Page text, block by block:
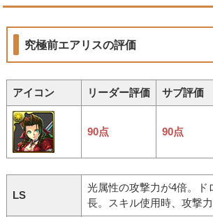
究極前エアリスの評価
アイコン リーダー評価 サブ評価
90点 90点
LS
光属性の攻撃力が4倍。ド
長。スキル使用時、攻撃力